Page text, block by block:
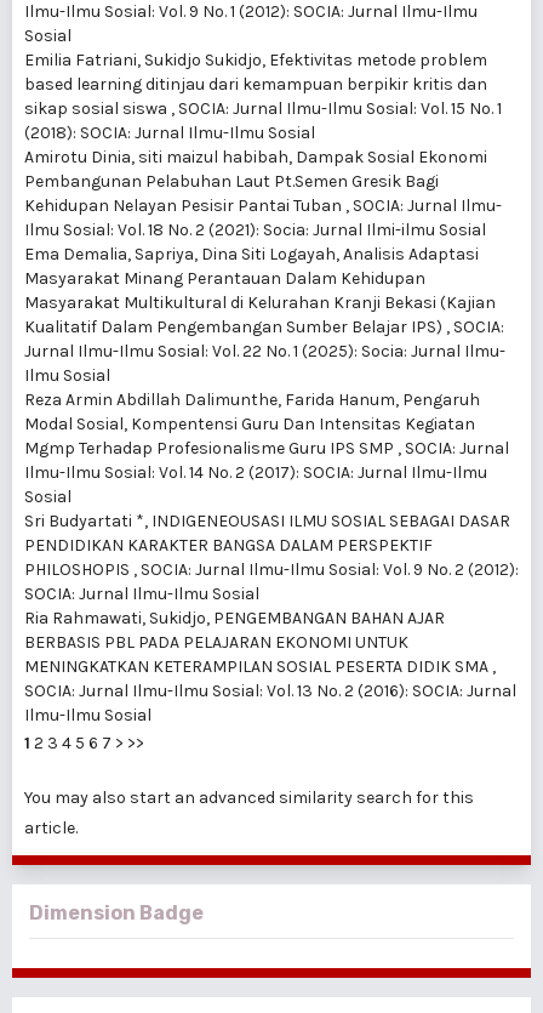
Ilmu-Ilmu Sosial: Vol. 9 No. 1 (2012): SOCIA: Jurnal Ilmu-Ilmu
Sosial
Emilia Fatriani, Sukidjo Sukidjo, Efektivitas metode problem
based learning ditinjau dari kemampuan berpikir kritis dan
sikap sosial siswa , SOCIA: Jurnal Ilmu-Ilmu Sosial: Vol. 15 No. 1
(2018): SOCIA: Jurnal Ilmu-Ilmu Sosial
Amirotu Dinia, siti maizul habibah, Dampak Sosial Ekonomi
Pembangunan Pelabuhan Laut Pt.Semen Gresik Bagi
Kehidupan Nelayan Pesisir Pantai Tuban , SOCIA: Jurnal Ilmu-
Ilmu Sosial: Vol. 18 No. 2 (2021): Socia: Jurnal Ilmi-ilmu Sosial
Ema Demalia, Sapriya, Dina Siti Logayah,Analisis Adaptasi
Masyarakat Minang Perantauan Dalam Kehidupan
Masyarakat Multikultural di Kelurahan Kranji Bekasi (Kajian
Kualitatif Dalam Pengembangan Sumber Belajar IPS) , SOCIA:
Jurnal Ilmu-Ilmu Sosial: Vol. 22 No. 1 (2025): Socia: Jurnal Ilmu-
Ilmu Sosial
Reza Armin Abdillah Dalimunthe, Farida Hanum, Pengaruh
Modal Sosial, Kompentensi Guru Dan Intensitas Kegiatan
Mgmp Terhadap Profesionalisme Guru IPS SMP , SOCIA: Jurnal
Ilmu-Ilmu Sosial: Vol. 14 No. 2 (2017): SOCIA: Jurnal Ilmu-Ilmu
Sosial
Sri Budyartati *, INDIGENEOUSASI ILMU SOSIAL SEBAGAI DASAR
PENDIDIKAN KARAKTER BANGSA DALAM PERSPEKTIF
PHILOSHOPIS , SOCIA: Jurnal Ilmu-Ilmu Sosial: Vol. 9 No. 2 (2012):
SOCIA: Jurnal Ilmu-Ilmu Sosial
Ria Rahmawati, Sukidjo, PENGEMBANGAN BAHAN AJAR
BERBASIS PBL PADA PELAJARAN EKONOMI UNTUK
MENINGKATKAN KETERAMPILAN SOSIAL PESERTA DIDIK SMA ,
SOCIA: Jurnal Ilmu-Ilmu Sosial: Vol. 13 No. 2 (2016): SOCIA: Jurnal
Ilmu-Ilmu Sosial
1 2 3 4 5 6 7 > >>
You may also start an advanced similarity search for this
article.
Dimension Badge